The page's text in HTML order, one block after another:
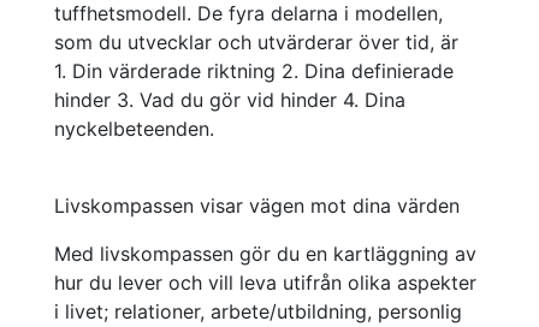
tuffhetsmodell. De fyra delarna i modellen,
som du utvecklar och utvärderar över tid, är
1. Din värderade riktning 2. Dina definierade
hinder 3. Vad du gör vid hinder 4. Dina
nyckelbeteenden.
Livskompassen visar vägen mot dina värden
Med livskompassen gör du en kartläggning av
hur du lever och vill leva utifrån olika aspekter
i livet; relationer, arbete/utbildning, personlig